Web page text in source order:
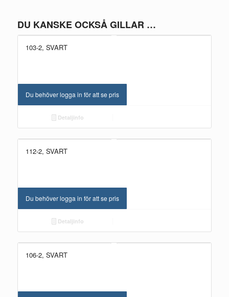
DU KANSKE OCKSÅ GILLAR …
103-2, SVART
Du behöver logga in för att se pris
Detaljinfo
112-2, SVART
Du behöver logga in för att se pris
Detaljinfo
106-2, SVART